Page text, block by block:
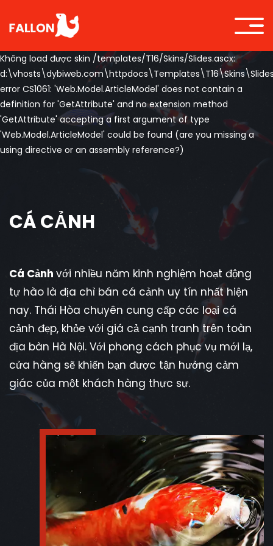
Không load được skin /templates/T16/Skins/Slides.ascx:
error CS1061: 'Web.Model.ArticleModel' does not contain a
definition for 'GetAttribute' and no extension method
'GetAttribute' accepting a first argument of type
'Web.Model.ArticleModel' could be found (are you missing a
using directive or an assembly reference?)
CÁ CẢNH
Cá Cảnh với nhiều năm kinh nghiệm hoạt động
tự hào là địa chỉ bán cá cảnh uy tín nhất hiện
nay. Thái Hòa chuyên cung cấp các loại cá
cảnh đẹp, khỏe với giá cả cạnh tranh trên toàn
địa bàn Hà Nội. Với phong cách phục vụ mới lạ,
cửa hàng sẽ khiến bạn được tận hưởng cảm
giác của một khách hàng thực sự.